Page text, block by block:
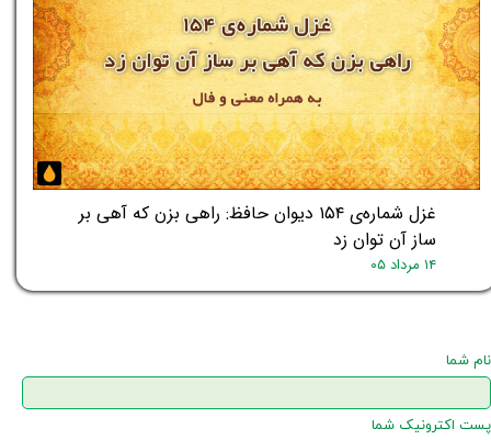
غزل شماره‌ی ۱۵۴ دیوان حافظ: راهی بزن که آهی بر
ساز آن توان زد
۱۴ مرداد ۰۵
نام شما
پست اکترونیک شما